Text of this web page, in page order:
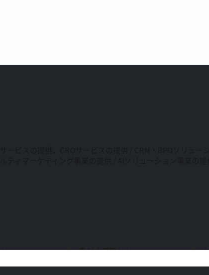
ューションセンター及び大阪第1ソリューションセンター
ビス業務」で取得しています。